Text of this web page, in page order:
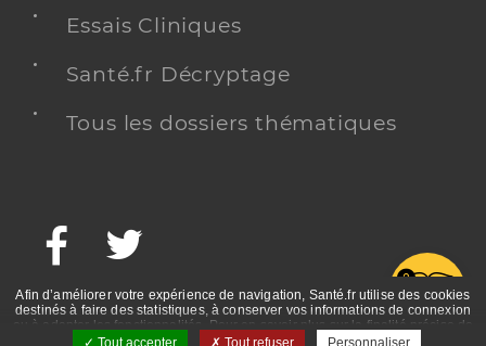
Essais Cliniques
Santé.fr Décryptage
Tous les dossiers thématiques
Facebook
Afin d’améliorer votre expérience de navigation, Santé.fr utilise des cookies
destinés à faire des statistiques, à conserver vos informations de connexion
ou à adapter les fonctionnalités. Pour en savoir plus sur la finalité précise de
ces cookies, nous vous invitons à prendre connaissance de la politique de
Tout accepter Tout refuser Personnaliser